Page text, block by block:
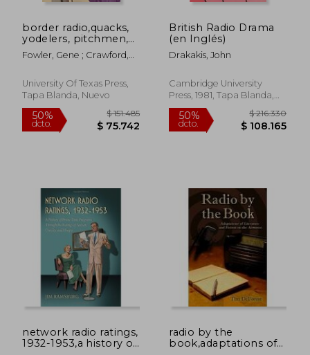
50%
dcto. $ 56.907
50%
dcto.
border radio,quacks,
yodelers, pitchmen,
psychics, and other
amazing
american airwaves
(en Inglés)
Fowler, Gene ; Crawford,
University Of Texas Press,
Tapa Blanda, Nuevo
British Radio Drama
(en Inglés)
Drakakis, John
Cambridge University
Press, 1981, Tapa Blanda,
Nuevo
network radio ratings,
1932-1953,a history of
radio by the
book,adaptations of